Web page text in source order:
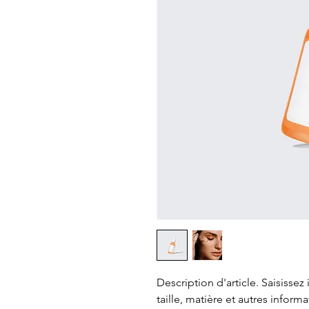
Description d'article.
taille, matière et autres